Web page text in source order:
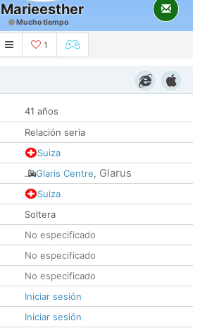
Marieesther
Mucho tiempo
1
41 años
Relación seria
Suiza
Glaris Centre, Glarus
Suiza
Soltera
No especificado
No especificado
No especificado
Iniciar sesión
Iniciar sesión